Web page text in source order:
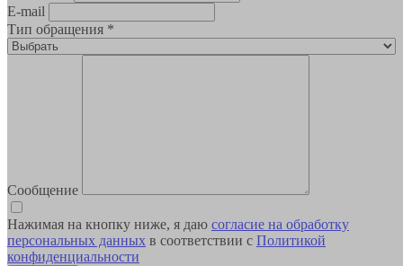
E-mail
Тип обращения *
Сообщение
Нажимая на кнопку ниже, я даю согласие на обработку
персональных данных в соответствии с Политикой
конфиденциальности